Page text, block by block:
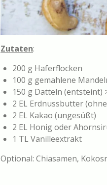
Zutaten:
200 g Haferflocken
100 g gemahlene
150 g Datteln (entsteint)
2 EL Erdnussbutter
2 EL Kakao (ungesüßt)
2 EL Honig oder
1 TL Vanilleextrakt
Optional: Chiasamen,